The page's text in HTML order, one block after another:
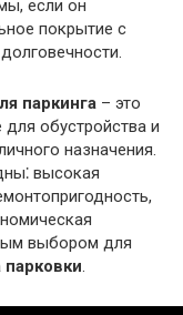
если он
покрытие с
паркинга – это
обустройства и
назначения.
высокая
выбором для
.